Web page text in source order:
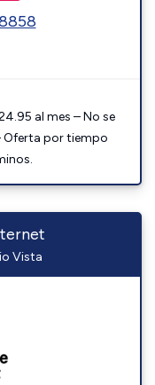
al mes – No se
Oferta por tiempo
Vista